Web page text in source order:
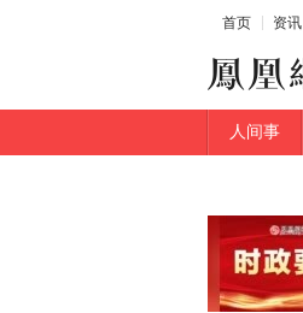
首页 资讯
人间事